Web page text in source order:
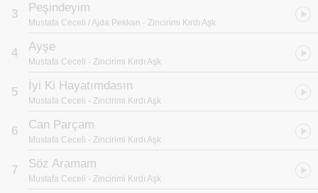
3 Peşindeyim
Mustafa Ceceli / Ajda Pekkan - Zincirimi Kırdı Aşk
4 Ayşe
Mustafa Ceceli - Zincirimi Kırdı Aşk
5 İyi Ki Hayatımdasın
Mustafa Ceceli - Zincirimi Kırdı Aşk
6 Can Parçam
Mustafa Ceceli - Zincirimi Kırdı Aşk
7 Söz Aramam
Mustafa Ceceli - Zincirimi Kırdı Aşk